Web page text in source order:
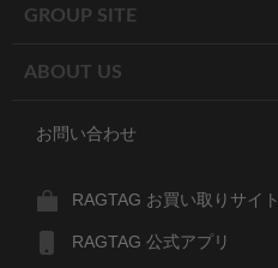
GROUP SITE
ABOUT US
お問い合わせ
RAGTAG お買い取りサイト
RAGTAG 公式アプリ